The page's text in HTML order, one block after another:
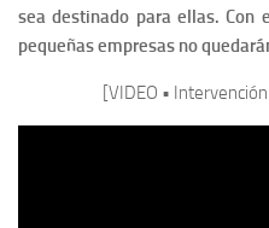
sea destinado para ellas. Con
pequeñas empresas no
[VIDEO •